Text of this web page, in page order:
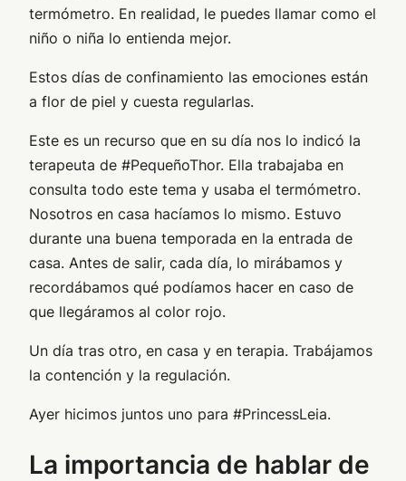
termómetro. En realidad, le puedes llamar como el
niño o niña lo entienda mejor.
Estos días de confinamiento las emociones están
a flor de piel y cuesta regularlas.
Este es un recurso que en su día nos lo indicó la
terapeuta de #PequeñoThor. Ella trabajaba en
consulta todo este tema y usaba el termómetro.
Nosotros en casa hacíamos lo mismo. Estuvo
durante una buena temporada en la entrada de
casa. Antes de salir, cada día, lo mirábamos y
recordábamos qué podíamos hacer en caso de
que llegáramos al color rojo.
Un día tras otro, en casa y en terapia. Trabájamos
la contención y la regulación.
Ayer hicimos juntos uno para #PrincessLeia.
La importancia de hablar de